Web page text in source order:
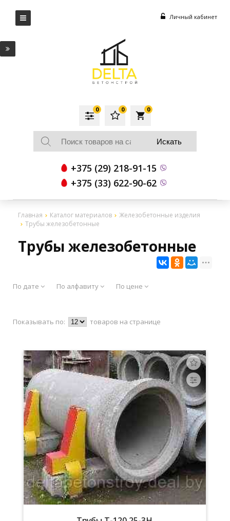
Личный кабинет
local_grocery_store
0
0
0
+375 (29) 218-91-15
+375 (33) 622-90-62
Главная Каталог материалов
Железобетонные изделия
Трубы железобетонные
Трубы железобетонные
По дате По алфавиту По цене
Показывать по: товаров на странице